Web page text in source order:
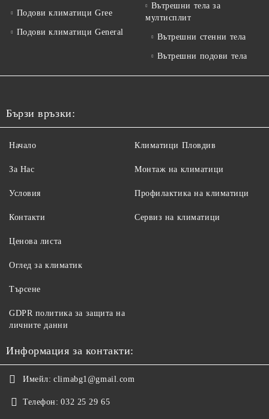
Подови климатици Gree
Подови климатици General
Вътрешни тела за
мултисплит
Вътрешни стенни тела
Вътрешни подови тела
Бързи връзки:
Начало
За Нас
Условия
Контакти
Климатици Пловдив
Монтаж на климатици
Профилактика на климатици
Сервиз на климатици
Ценова листа
Оглед за климатик
Търсене
GDPR политика за защита на
личните данни
Информация за контакти:
Имейл: climabg1@gmail.com
Телефон: 032 25 29 65